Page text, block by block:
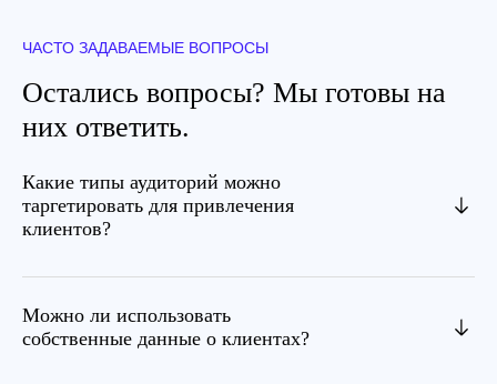
ЧАСТО ЗАДАВАЕМЫЕ ВОПРОСЫ
Остались вопросы? Мы готовы на
них ответить.
Какие типы аудиторий можно
таргетировать для привлечения
клиентов?
Можно ли использовать
собственные данные о клиентах?